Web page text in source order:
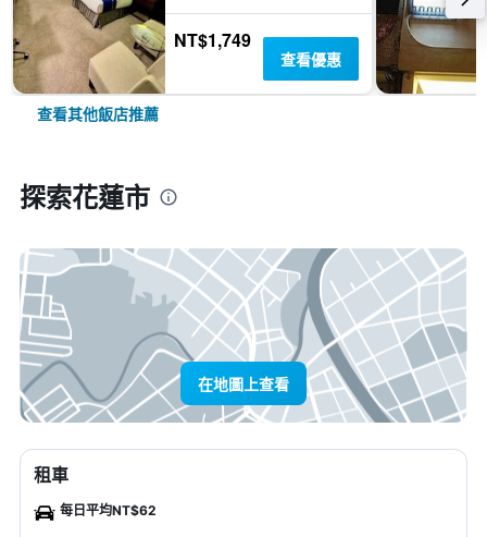
NT$1,749
查看優惠
查看其他飯店推薦
探索花蓮市
在地圖上查看
租車
每日平均NT$62